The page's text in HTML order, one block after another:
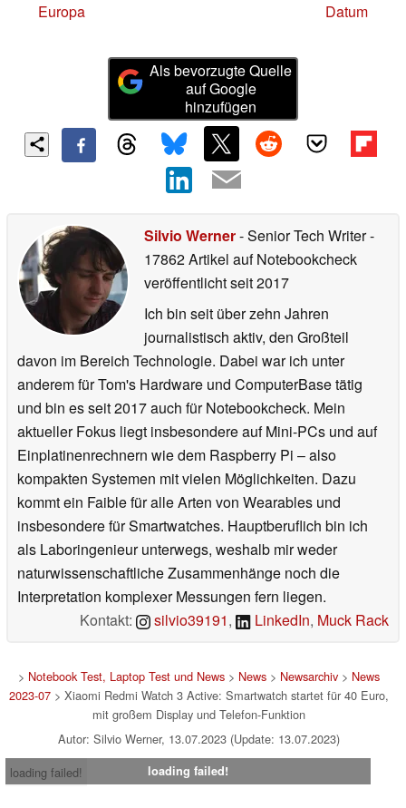
Europa
Datum
Als bevorzugte Quelle
auf Google
hinzufügen
Silvio Werner- Senior Tech Writer-
17862 Artikel auf Notebookcheck
veröffentlichtseit 2017
Ich bin seit über zehn Jahren
journalistisch aktiv, den Großteil
davon im Bereich Technologie. Dabei war ich unter
anderem für Tom's Hardware und ComputerBase tätig
und bin es seit 2017 auch für Notebookcheck. Mein
aktueller Fokus liegt insbesondere auf Mini-PCs und auf
Einplatinenrechnern wie dem Raspberry Pi – also
kompakten Systemen mit vielen Möglichkeiten. Dazu
kommt ein Faible für alle Arten von Wearables und
insbesondere für Smartwatches. Hauptberuflich bin ich
als Laboringenieur unterwegs, weshalb mir weder
naturwissenschaftliche Zusammenhänge noch die
Interpretation komplexer Messungen fern liegen.
Kontakt:
silvio39191, LinkedIn, Muck Rack
> Notebook Test, Laptop Test und News> News> Newsarchiv> News
2023-07> Xiaomi Redmi Watch 3 Active: Smartwatch startet für 40 Euro,
mit großem Display und Telefon-Funktion
Autor: Silvio Werner, 13.07.2023 (Update: 13.07.2023)
loading failed!
loading failed!